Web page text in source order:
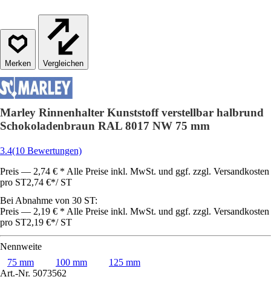
Vergleichen
Marley Rinnenhalter Kunststoff verstellbar halbrund
Schokoladenbraun RAL 8017 NW 75 mm
3.4(10 Bewertungen)
Preis — 2,74 € * Alle Preise inkl. MwSt. und ggf. zzgl. Versandkosten
pro ST2,74 €*/ ST
Bei Abnahme von 30 ST:
Preis — 2,19 € * Alle Preise inkl. MwSt. und ggf. zzgl. Versandkosten
pro ST2,19 €*/ ST
Nennweite
75 mm
100 mm
125 mm
Art.-Nr. 5073562